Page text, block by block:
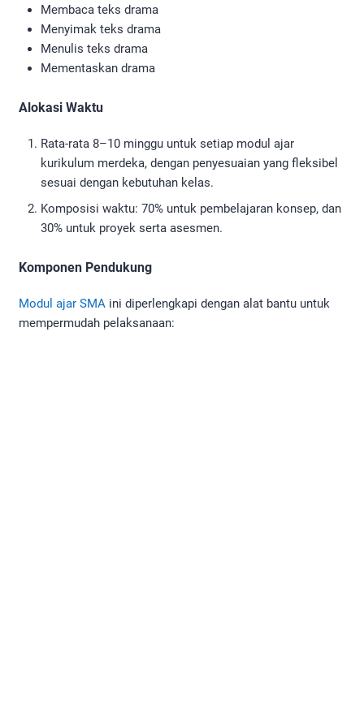
Membaca teks drama
Menyimak teks drama
Menulis teks drama
Mementaskan drama
Alokasi Waktu
Rata-rata 8–10 minggu untuk setiap modul ajar
kurikulum merdeka, dengan penyesuaian yang fleksibel
sesuai dengan kebutuhan kelas.
Komposisi waktu: 70% untuk pembelajaran konsep, dan
30% untuk proyek serta asesmen.
Komponen Pendukung
Modul ajar SMA ini diperlengkapi dengan alat bantu untuk
mempermudah pelaksanaan: